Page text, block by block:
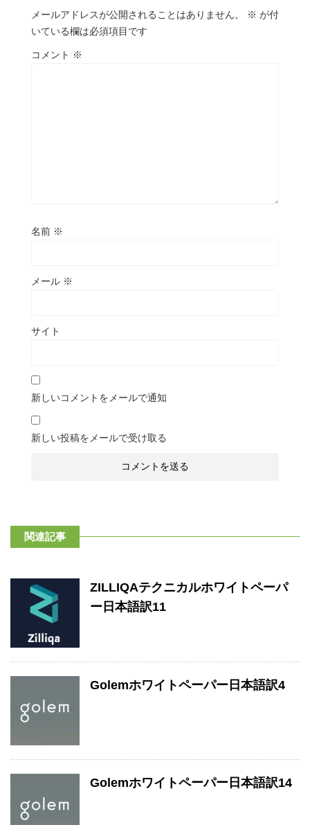
メールアドレスが公開されることはありません。 ※ が付
いている欄は必須項目です
コメント ※
名前 ※
メール ※
サイト
新しいコメントをメールで通知
新しい投稿をメールで受け取る
関連記事
ZILLIQAテクニカルホワイトペーパ
ー日本語訳11
Golemホワイトペーパー日本語訳4
Golemホワイトペーパー日本語訳14